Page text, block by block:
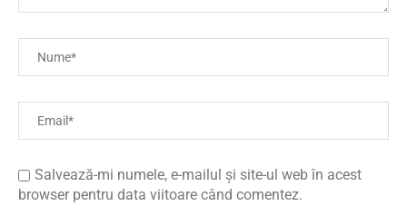
Salvează-mi numele, e-mailul și site-ul web în acest
browser pentru data viitoare când comentez.